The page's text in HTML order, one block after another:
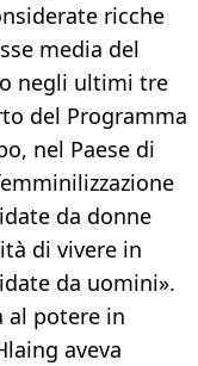
ricche
media del
negli ultimi tre
del Programma
nel Paese di
da donne
di vivere in
da uomini».
al potere in
aveva